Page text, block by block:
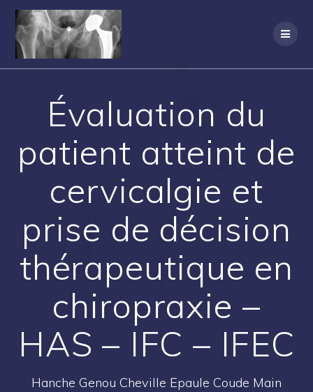
Évaluation du
patient atteint de
cervicalgie et
prise de décision
thérapeutique en
chiropraxie –
HAS – IFC – IFEC
Hanche Genou Cheville Epaule Coude Main